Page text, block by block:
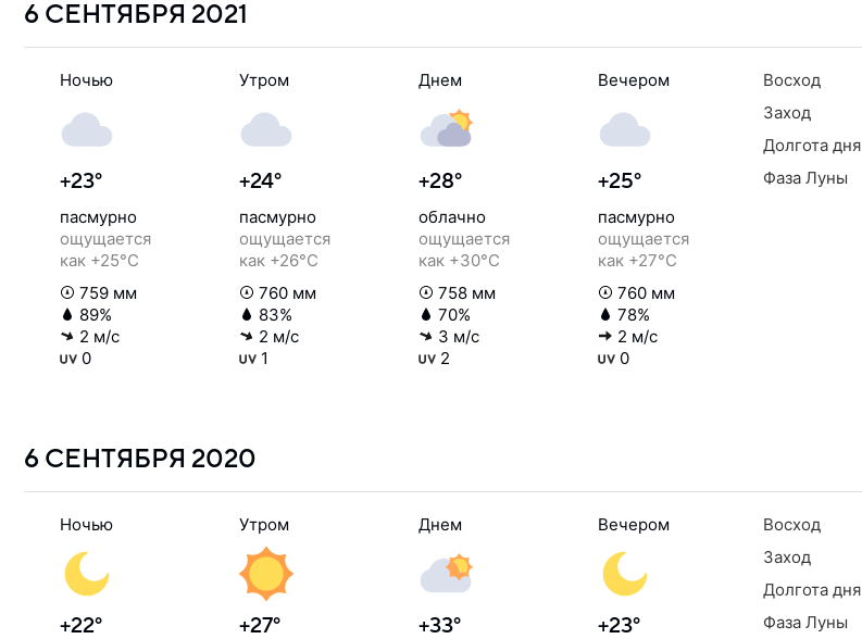
6 СЕНТЯБРЯ 2021
Ночью
+23°
пасмурно
ощущается
как +25°C
759 мм
89%
2 м/с
0
Утром
+24°
пасмурно
ощущается
как +26°C
760 мм
83%
2 м/с
1
Днем
+28°
облачно
ощущается
как +30°C
758 мм
70%
3 м/с
2
Вечером
+25°
пасмурно
ощущается
как +27°C
760 мм
78%
2 м/с
0
Восход
Заход
Долгота дня
Фаза Луны
6 СЕНТЯБРЯ 2020
Ночью
+22°
Утром
+27°
Днем
+33°
Вечером
+23°
Восход
Заход
Долгота дня
Фаза Луны